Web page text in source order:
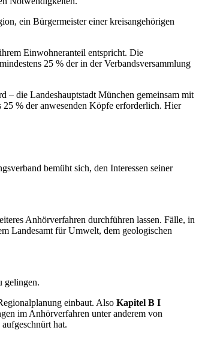
ein Bürgermeister einer kreisangehörigen
Einwohneranteil entspricht. Die
25 % der in der Verbandsversammlung
– die Landeshauptstadt München gemeinsam mit
25 % der anwesenden Köpfe erforderlich. Hier
bemüht sich, den Interessen seiner
Anhörverfahren durchführen lassen. Fälle, in
Landesamt für Umwelt, dem geologischen
gelingen.
einbaut. Also Kapitel B I
im Anhörverfahren unter anderem von
hat.